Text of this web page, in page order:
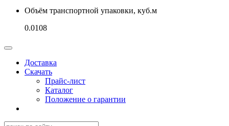
Объём транспортной упаковки, куб.м
0.0108
Доставка
Скачать
Прайс-лист
Каталог
Положение о гарантии